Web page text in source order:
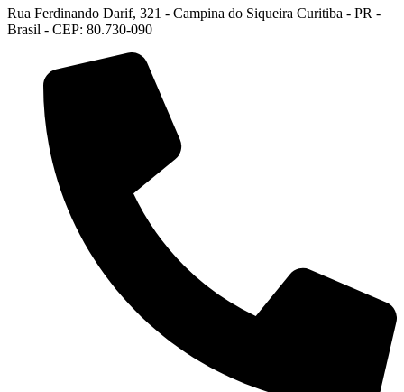
Rua Ferdinando Darif, 321 - Campina do Siqueira Curitiba - PR -
Brasil - CEP: 80.730-090